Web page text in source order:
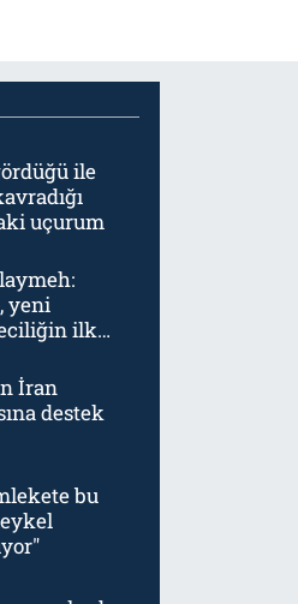
ile
uçurum
yeni
ilk
İran
destek
bu